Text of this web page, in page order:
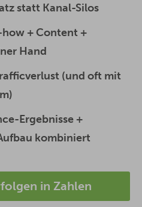
statt Kanal-Silos
+ Content +
Hand
(und oft mit
Ergebnisse +
kombiniert
in Zahlen